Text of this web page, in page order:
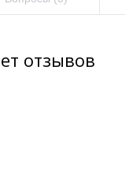
отзывов